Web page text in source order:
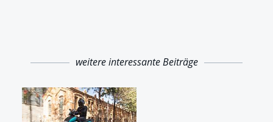
weitere interessante Beiträge